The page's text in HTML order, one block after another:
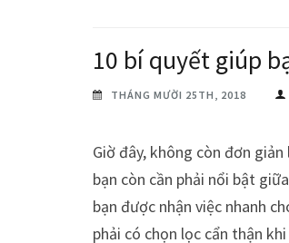
10 bí quyết giúp
THÁNG MƯỜI 25TH, 2018
Giờ đây, không còn đơn
bạn còn cần phải nổi bật
bạn được nhận việc nhanh
phải có chọn lọc cẩn thận